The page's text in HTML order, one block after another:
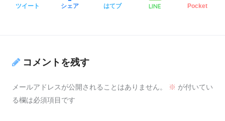
ツイート シェア はてブ LINE Pocket
コメントを残す
メールアドレスが公開されることはありません。 ※ が付いてい
る欄は必須項目です